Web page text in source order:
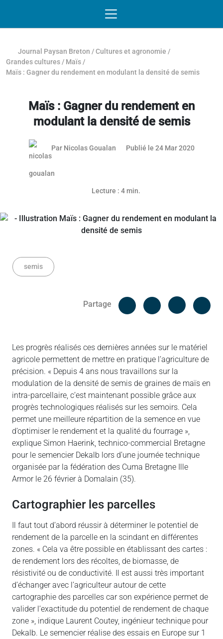
Journal Paysan Breton /Cultures et agronomie /
Grandes cultures / Maïs /
Maïs : Gagner du rendement en modulant la densité de semis
Maïs : Gagner du rendement en
modulant la densité de semis
Par Nicolas Goualan Publié le 24 Mar 2020
Lecture : 4 min.
semis
Partage
Facebook
Les progrès réalisés ces dernières années sur le matériel
agricole permettent de mettre en pratique l’agriculture de
précision. « Depuis 4 ans nous travaillons sur la
modulation de la densité de semis de graines de maïs en
intra-parcellaire, c’est maintenant possible grâce aux
progrès technologiques réalisés sur les semoirs. Cela
permet une meilleure répartition de la semence en vue
d’optimiser le rendement et la qualité du fourrage »,
explique Simon Haerink, technico-commercial Bretagne
pour le semencier Dekalb lors d’une journée technique
organisée par la fédération des Cuma Bretagne Ille
Armor le 26 février à Domalain (35).
Cartographier les parcelles
Il faut tout d’abord réussir à déterminer le potentiel de
rendement de la parcelle en la scindant en différentes
zones. « Cela va être possible en établissant des cartes :
de rendement lors des récoltes, de biomasse, de
résistivité ou de conductivité. Il est aussi très important
d’échanger avec l’agriculteur autour de cette
cartographie des parcelles car son expérience permet de
valider l’exactitude du potentiel de rendement de chaque
zone », indique Laurent Coutey, ingénieur technique pour
Dekalb. Le semencier réalise des essais en Europe sur 1